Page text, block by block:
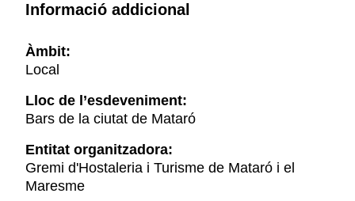
Informació addicional
Àmbit:
Local
Lloc de l’esdeveniment:
Bars de la ciutat de Mataró
Entitat organitzadora:
Gremi d'Hostaleria i Turisme de Mataró i el
Maresme